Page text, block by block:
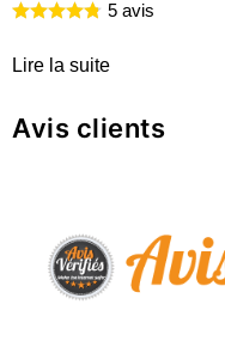
5 avis
Lire la suite
Avis clients